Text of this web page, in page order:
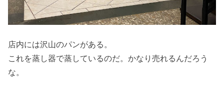
店内には沢山のパンがある。
これを蒸し器で蒸しているのだ。かなり売れるんだろう
な。